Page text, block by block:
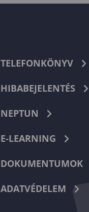
TELEFONKÖNYV
HIBABEJELENTÉS
NEPTUN
E-LEARNING
DOKUMENTUMOK
ADATVÉDELEM